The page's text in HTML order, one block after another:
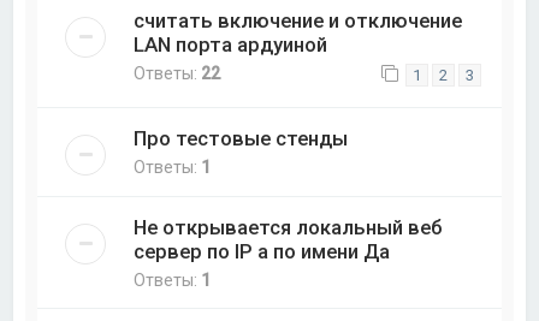
считать включение и отключение
LAN порта ардуиной
Ответы: 22 1 2 3
Про тестовые стенды
Ответы: 1
Не открывается локальный веб
сервер по IP а по имени Да
Ответы: 1